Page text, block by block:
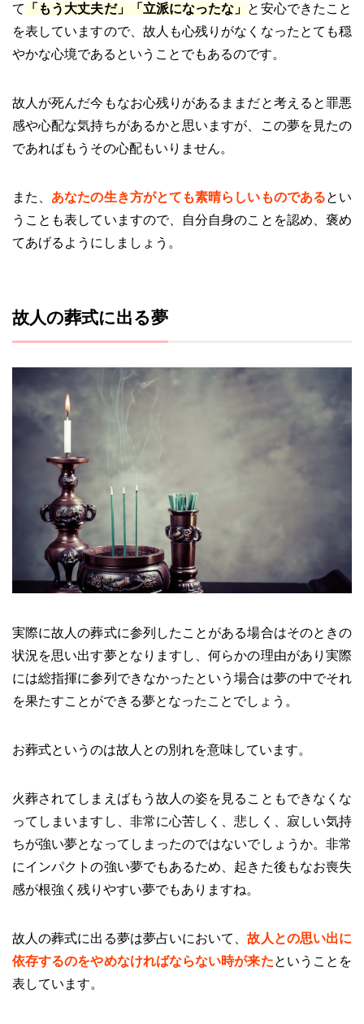
て
「もう大丈夫だ」「立派になったな」 と安心できたこと
を表していますので、故人も心残りがなくなったとても穏
やかな心境であるということでもあるのです。
故人が死んだ今もなお心残りがあるままだと考えると罪悪
感や心配な気持ちがあるかと思いますが、この夢を見たの
であればもうその心配もいりません。
また、 あなたの生き方がとても素晴らしいものであるとい
うことも表していますので、自分自身のことを認め、褒め
てあげるようにしましょう。
故人の葬式に出る夢
実際に故人の葬式に参列したことがある場合はそのときの
状況を思い出す夢となりますし、何らかの理由があり実際
には総指揮に参列できなかったという場合は夢の中でそれ
を果たすことができる夢となったことでしょう。
お葬式というのは故人との別れを意味しています。
火葬されてしまえばもう故人の姿を見ることもできなくな
ってしまいますし、非常に心苦しく、悲しく、寂しい気持
ちが強い夢となってしまったのではないでしょうか。非常
にインパクトの強い夢でもあるため、起きた後もなお喪失
感が根強く残りやすい夢でもありますね。
故人の葬式に出る夢は夢占いにおいて、故人との思い出に
依存するのをやめなければならない時が来たということを
表しています。